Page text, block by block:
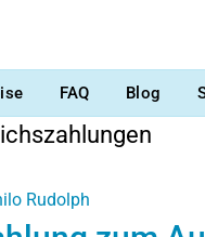
FAQ Blog
Rudolph